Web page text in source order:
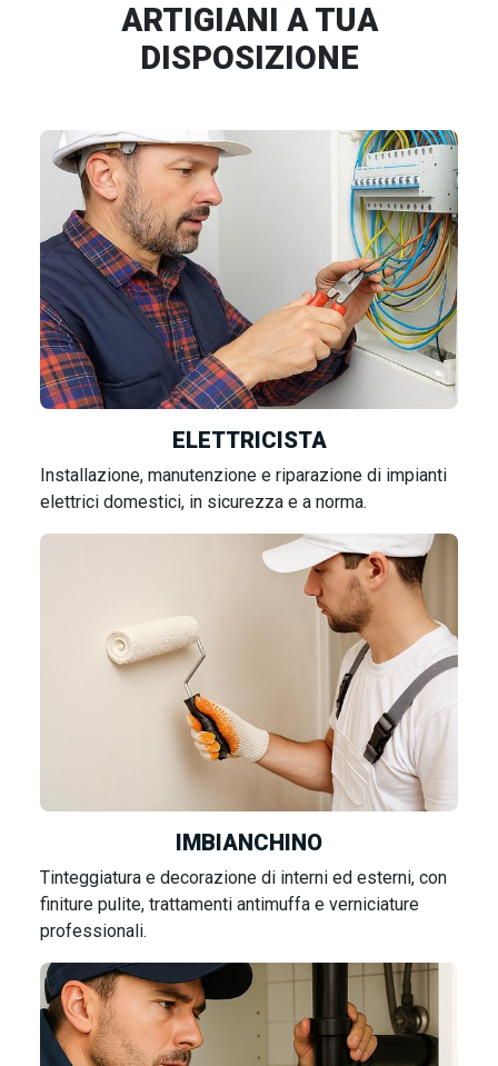
ARTIGIANI A TUA
DISPOSIZIONE
ELETTRICISTA
Installazione, manutenzione e riparazione di impianti
elettrici domestici, in sicurezza e a norma.
IMBIANCHINO
Tinteggiatura e decorazione di interni ed esterni, con
finiture pulite, trattamenti antimuffa e verniciature
professionali.